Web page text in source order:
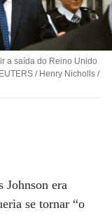
a saída do Reino Unido
/ Henry Nicholls /
Johnson era
se tornar “o